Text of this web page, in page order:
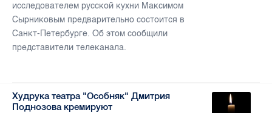
исследователем русской кухни Максимом
Сырниковым предварительно состоится в
Санкт-Петербурге. Об этом сообщили
представители телеканала.
Худрука театра "Особняк" Дмитрия
Поднозова кремируют